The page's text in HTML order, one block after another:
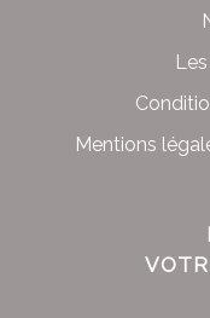
Mentions